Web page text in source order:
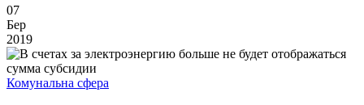
07
Бер
2019
Комунальна сфера